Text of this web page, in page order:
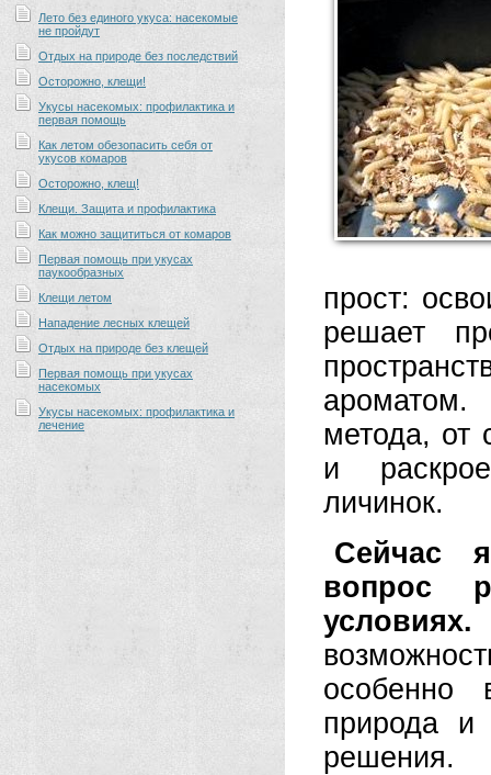
Лето без единого укуса: насекомые
не пройдут
Отдых на природе без последствий
Осторожно, клещи!
Укусы насекомых: профилактика и
первая помощь
Как летом обезопасить себя от
укусов комаров
Осторожно, клещ!
Клещи. Защита и профилактика
Как можно защититься от комаров
Первая помощь при укусах
паукообразных
Клещи летом
Нападение лесных клещей
Отдых на природе без клещей
Первая помощь при укусах
насекомых
Укусы насекомых: профилактика и
лечение
прост:
решает
метода, от
и
личинок.
Сейчас
вопрос
условиях.
особенно
природа и
решения.